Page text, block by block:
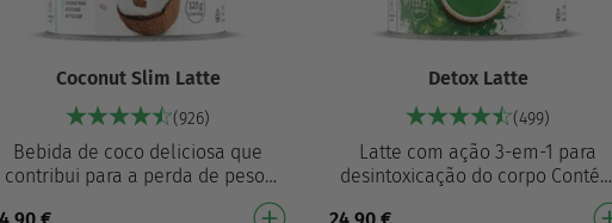
Coconut Slim Latte
(926)
Bebida de coco deliciosa que
contribui para a perda de peso²
€
Detox Latte
(499)
Latte com ação 3-em-1 para
desintoxicação do corpo Contém
24,90 €